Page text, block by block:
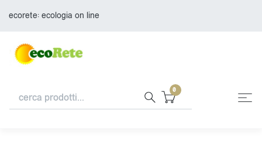
ecorete: ecologia on line
0